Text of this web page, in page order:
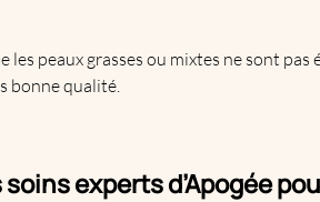
les peaux grasses ou mixtes ne sont
bonne qualité.
soins experts d’Apogée